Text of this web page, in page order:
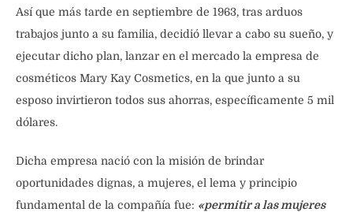
Así que más tarde en septiembre de 1963, tras arduos
trabajos junto a su familia, decidió llevar a cabo su sueño, y
ejecutar dicho plan, lanzar en el mercado la empresa de
cosméticos Mary Kay Cosmetics, en la que junto a su
esposo invirtieron todos sus ahorras, específicamente 5 mil
dólares.
Dicha empresa nació con la misión de brindar
oportunidades dignas, a mujeres, el lema y principio
fundamental de la compañía fue: «permitir a las mujeres